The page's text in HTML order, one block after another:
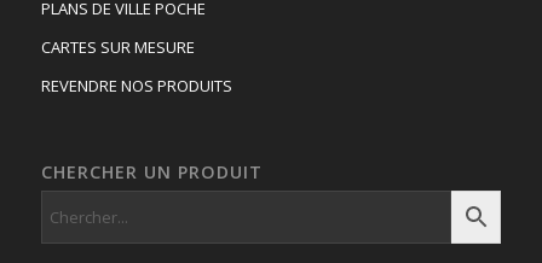
PLANS DE VILLE POCHE
CARTES SUR MESURE
REVENDRE NOS PRODUITS
CHERCHER UN PRODUIT